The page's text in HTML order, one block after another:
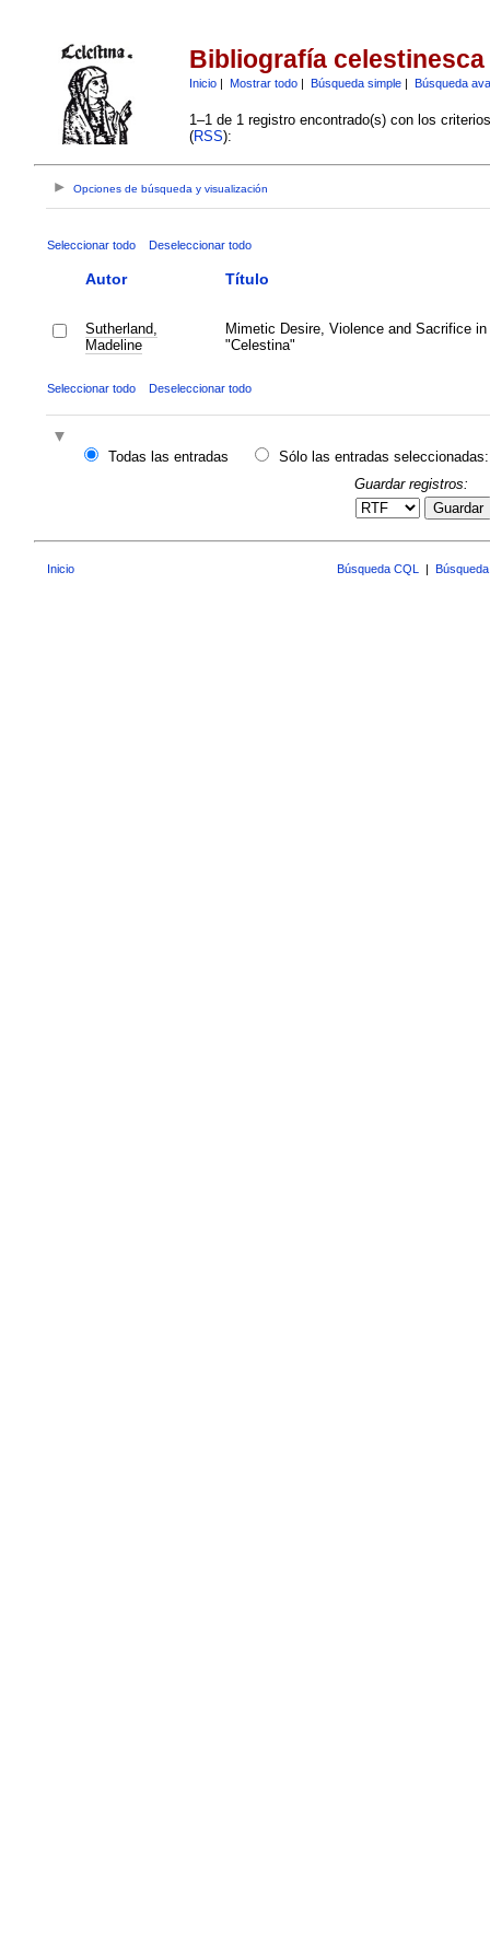
Bibliografía celestinesca
Inicio| Mostrar todo| Búsqueda simple| Búsqueda
1–1 de 1 registro encontrado(s) con los
(RSS):
Opciones de búsqueda y visualización
Seleccionar todo Deseleccionar todo
Autor Título
Sutherland,
Madeline
Mimetic Desire, Violence and Sacrifice in
"Celestina"
Seleccionar todo Deseleccionar todo
Todas las entradas
Sólo las entradas seleccionadas:
Guardar registros:
Guardar
Inicio Búsqueda CQL